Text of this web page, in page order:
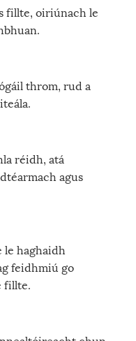
fillte, oiriúnach le
throm, rud a
réidh, atá
agus
haghaidh
feidhmiú go
fillte.